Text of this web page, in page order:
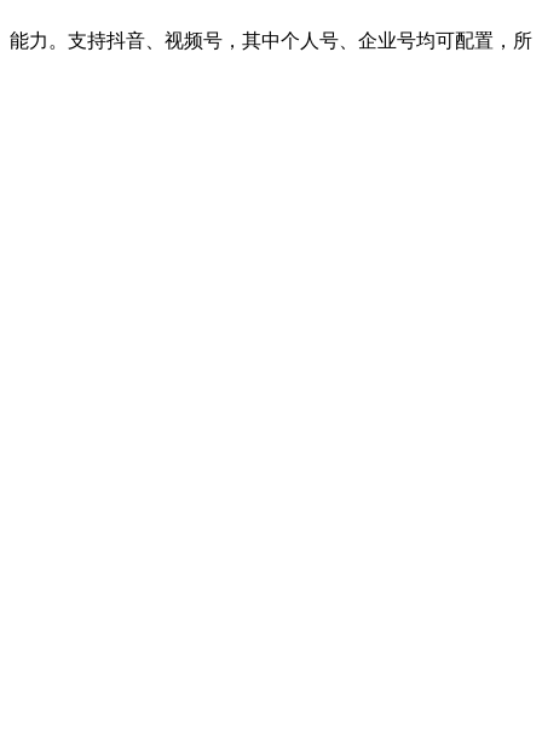
力。支持抖音、视频号，其中个人号、企业号均可配置，所